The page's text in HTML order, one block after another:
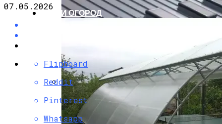
Бад Эльстер (Германия) — Лечебный
Курорт
САД И ОГОРОД
07.05.2026
Flipboard
Reddit
Pinterest
Whatsapp